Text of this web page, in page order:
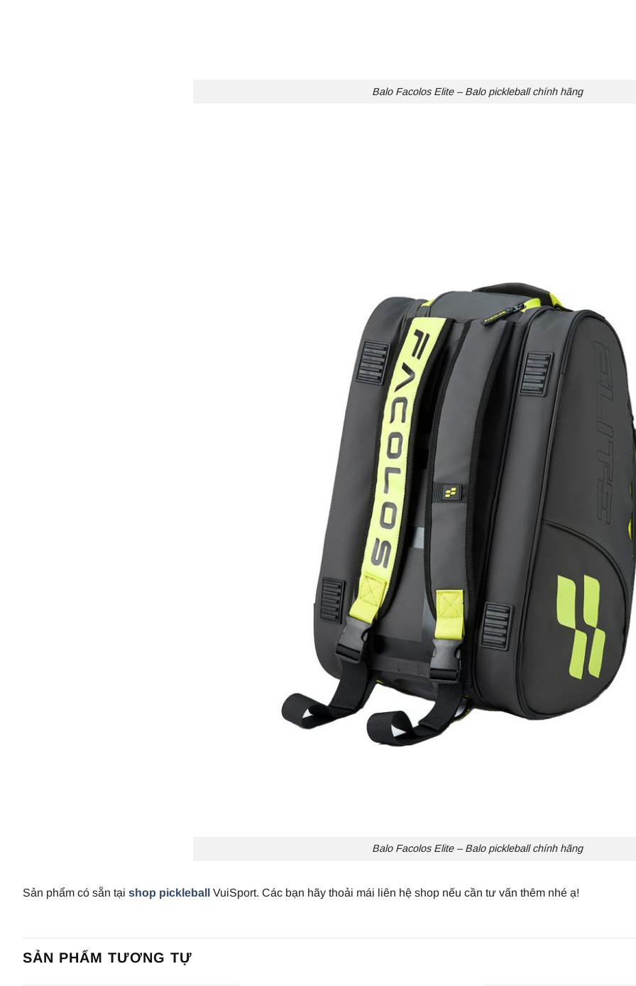
Balo Facolos Elite – Balo pickleball chính hãng
Balo Facolos Elite – Balo pickleball chính hãng
Sản phẩm có sẵn tại shop pickleball VuiSport. Các bạn hãy thoải mái liên hệ shop nếu cần tư vấn thêm nhé ạ!
SẢN PHẨM TƯƠNG TỰ